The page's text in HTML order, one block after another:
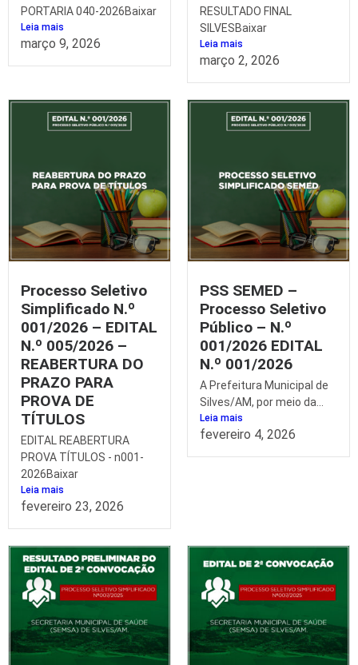
PORTARIA 040-2026Baixar
Leia mais
março 9, 2026
RESULTADO FINAL
SILVESBaixar
Leia mais
março 2, 2026
Processo Seletivo
Simplificado N.º
001/2026 – EDITAL
N.º 005/2026 –
REABERTURA DO
PRAZO PARA
PROVA DE
TÍTULOS
EDITAL REABERTURA
PROVA TÍTULOS - n001-
2026Baixar
Leia mais
fevereiro 23, 2026
PSS SEMED –
Processo Seletivo
Público – N.º
001/2026 EDITAL
N.º 001/2026
A Prefeitura Municipal de
Silves/AM, por meio da...
Leia mais
fevereiro 4, 2026